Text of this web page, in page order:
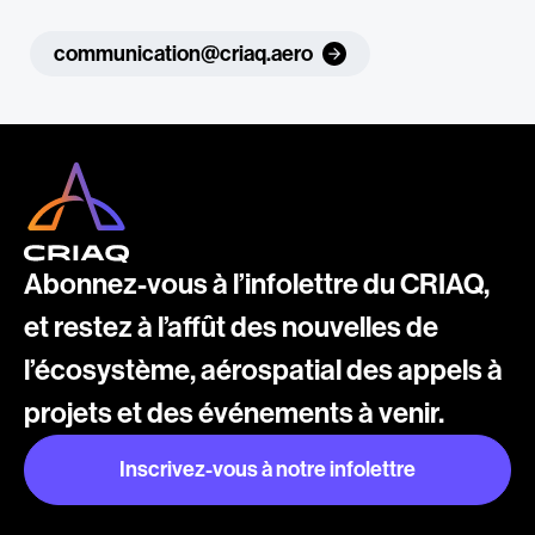
communication@criaq.aero
Abonnez-vous à l’infolettre du CRIAQ,
et restez à l’affût des nouvelles de
l’écosystème, aérospatial des appels à
projets et des événements à venir.
Inscrivez-vous à notre infolettre